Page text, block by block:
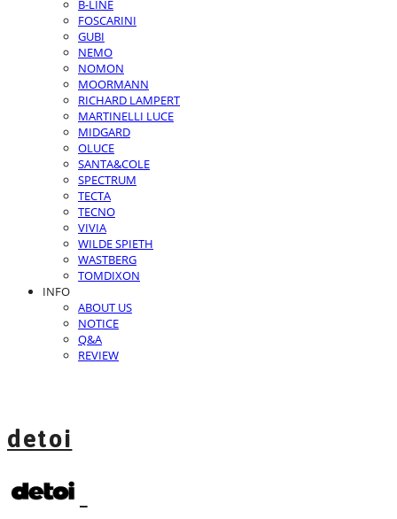
B-LINE
FOSCARINI
GUBI
NEMO
NOMON
MOORMANN
RICHARD LAMPERT
MARTINELLI LUCE
MIDGARD
OLUCE
SANTA&COLE
SPECTRUM
TECTA
TECNO
VIVIA
WILDE SPIETH
WASTBERG
TOMDIXON
INFO
ABOUT US
NOTICE
Q&A
REVIEW
detoi